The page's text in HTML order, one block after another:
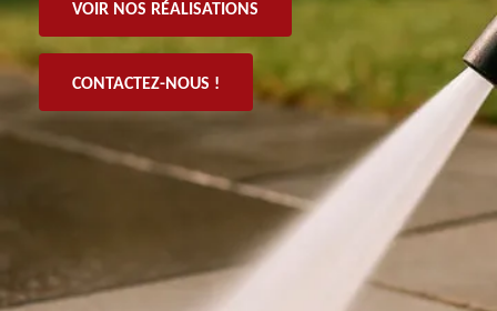
VOIR NOS RÉALISATIONS
CONTACTEZ-NOUS !